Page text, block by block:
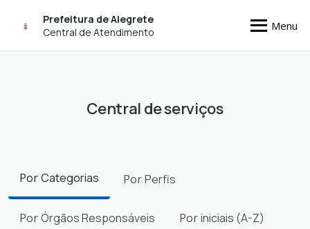
Prefeitura de Alegrete
Central de Atendimento
Menu
Central de serviços
PorCategorias PorPerfis
PorÓrgãos Responsáveis Poriniciais (A-Z)